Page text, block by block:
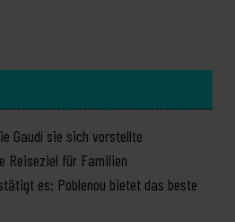
Gaudí sie sich vorstellte
Reiseziel für Familien
es: Poblenou bietet das beste